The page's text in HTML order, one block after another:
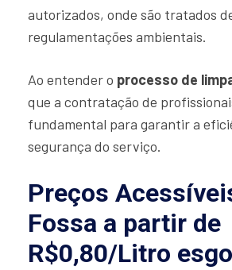
autorizados, onde são tratados
regulamentações ambientais.
Ao entender o processo de
que a contratação de
fundamental para garantir a
segurança do serviço.
Preços
Fossa a partir de
R$0,80/Litro